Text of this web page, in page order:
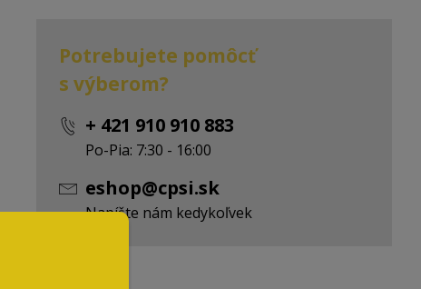
Potrebujete pomôcť
s výberom?
+ 421 910 910 883
Po-Pia: 7:30 - 16:00
eshop@cpsi.sk
Napíšte nám kedykoľvek